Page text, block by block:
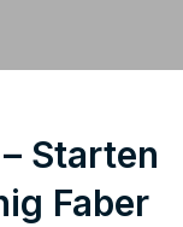
Starten
Faber